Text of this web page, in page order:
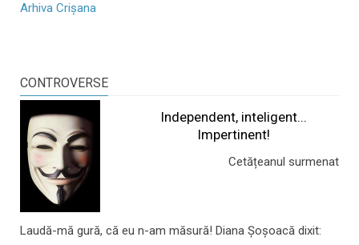
Arhiva Crișana
CONTROVERSE
Independent, inteligent...
Impertinent!
Cetățeanul surmenat
Laudă-mă gură, că eu n-am măsură! Diana Șoșoacă dixit: